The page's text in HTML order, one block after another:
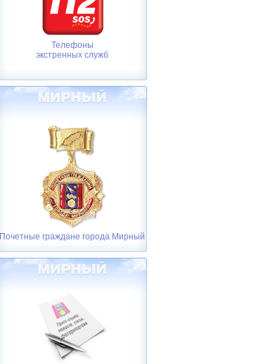
Телефоны
экстренных служб
Почетные граждане города Мирный